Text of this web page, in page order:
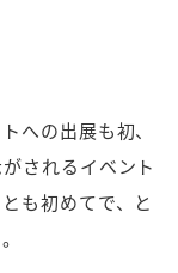
への出展も初、
されるイベント
も初めてで、と